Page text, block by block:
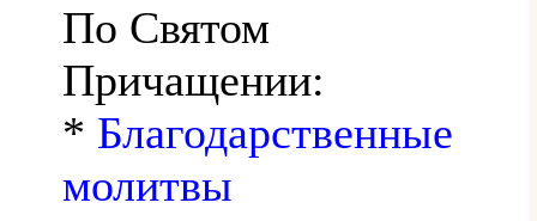
По Святом
Причащении:
* Благодарственные
молитвы